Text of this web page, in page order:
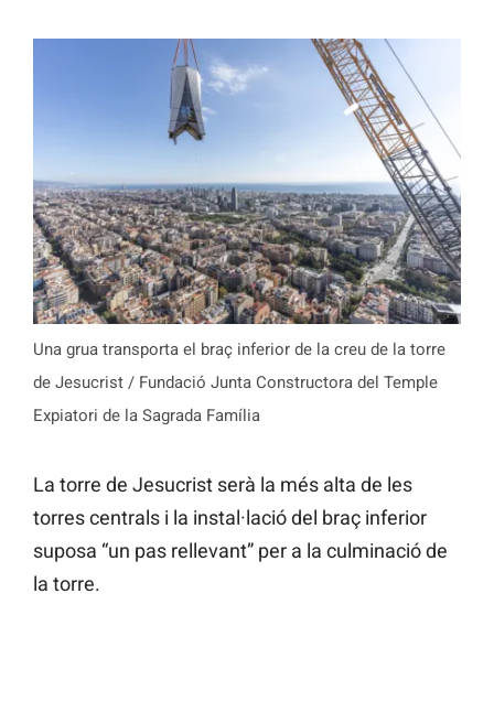
Una grua transporta el braç inferior de la creu de la torre
de Jesucrist / Fundació Junta Constructora del Temple
Expiatori de la Sagrada Família
La torre de Jesucrist serà la més alta de les
torres centrals i la instal·lació del braç inferior
suposa “un pas rellevant” per a la culminació de
la torre.